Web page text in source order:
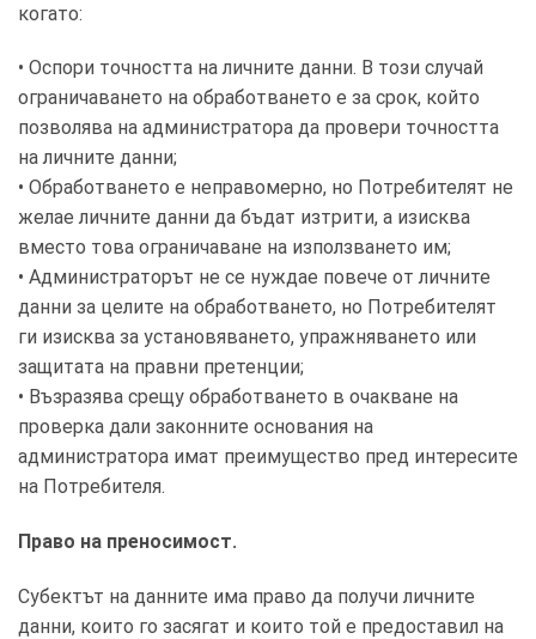
когато:
• Оспори точността на личните данни. В този случай
ограничаването на обработването е за срок, който
позволява на администратора да провери точността
на личните данни;
• Обработването е неправомерно, но Потребителят не
желае личните данни да бъдат изтрити, а изисква
вместо това ограничаване на използването им;
• Администраторът не се нуждае повече от личните
данни за целите на обработването, но Потребителят
ги изисква за установяването, упражняването или
защитата на правни претенции;
• Възразява срещу обработването в очакване на
проверка дали законните основания на
администратора имат преимущество пред интересите
на Потребителя.
Право на преносимост.
Субектът на данните има право да получи личните
данни, които го засягат и които той е предоставил на